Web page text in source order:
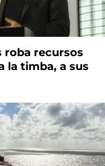
roba recursos
la timba, a sus